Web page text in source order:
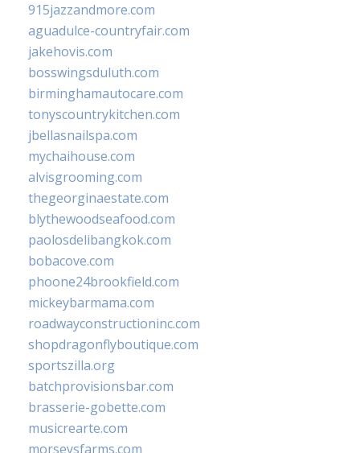
915jazzandmore.com
aguadulce-countryfair.com
jakehovis.com
bosswingsduluth.com
birminghamautocare.com
tonyscountrykitchen.com
jbellasnailspa.com
mychaihouse.com
alvisgrooming.com
thegeorginaestate.com
blythewoodseafood.com
paolosdelibangkok.com
bobacove.com
phoone24brookfield.com
mickeybarmama.com
roadwayconstructioninc.com
shopdragonflyboutique.com
sportszilla.org
batchprovisionsbar.com
brasserie-gobette.com
musicrearte.com
morseysfarms.com